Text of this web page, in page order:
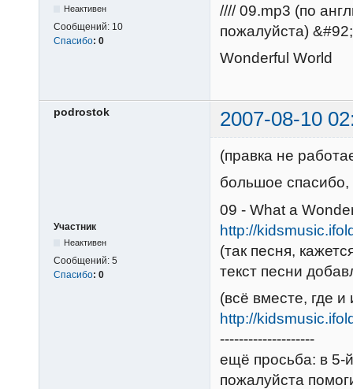
Неактивен
Сообщений: 10
Спасибо: 0
//// 09.mp3 (по
пожалуйста)
Wonderful World
podrostok 2007-08-10
Участник
Неактивен
Сообщений: 5
Спасибо: 0
(правка не
большое спасибо,
09 - What a
http://
(так песня,
текст песни
(всё вместе, где
http://
--------------------
ещё просьба: в 5-
пожалуйста